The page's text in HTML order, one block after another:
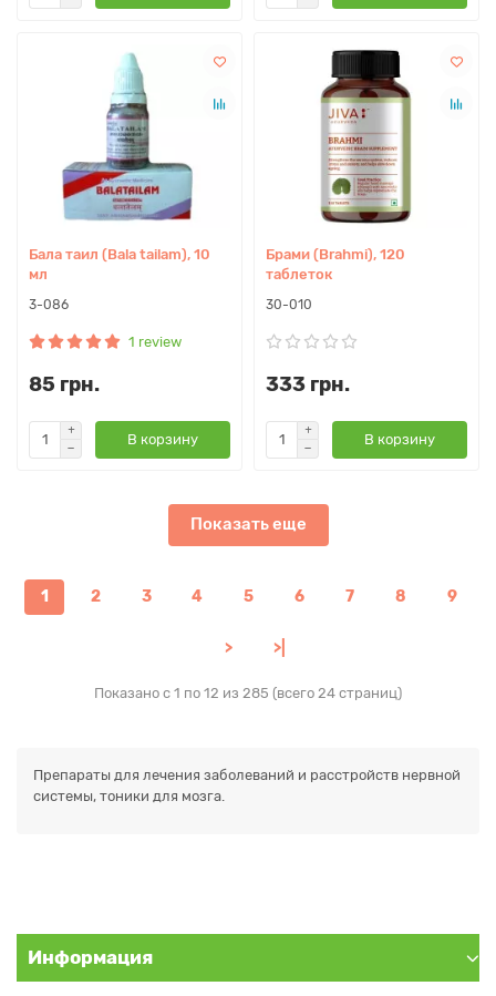
Бала таил (Bala tailam), 10
мл
3-086
1 review
85 грн.
В корзину
Брами (Brahmi), 120
таблеток
30-010
333 грн.
В корзину
Показать еще
1 2 3 4 5 6 7 8 9
> >|
Показано с 1 по 12 из 285 (всего 24 страниц)
Препараты для лечения заболеваний и расстройств нервной
системы, тоники для мозга.
Информация